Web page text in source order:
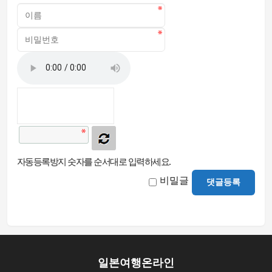
자동등록방지 숫자를 순서대로 입력하세요.
비밀글 댓글등록
일본여행온라인